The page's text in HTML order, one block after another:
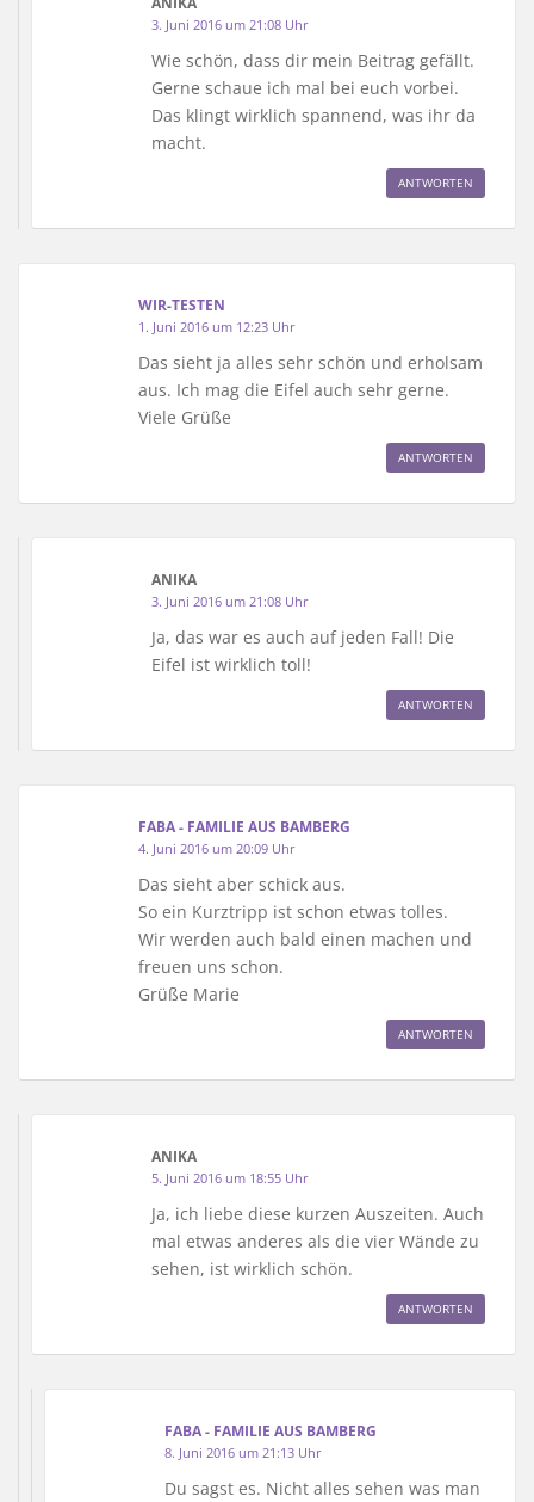
3. Juni 2016 um 21:08 Uhr
Wie schön, dass dir mein Beitrag gefällt.
Gerne schaue ich mal bei euch vorbei.
Das klingt wirklich spannend, was ihr da
macht.
ANTWORTEN
WIR-TESTEN
1. Juni 2016 um 12:23 Uhr
Das sieht ja alles sehr schön und erholsam
aus. Ich mag die Eifel auch sehr gerne.
Viele Grüße
ANTWORTEN
ANIKA
3. Juni 2016 um 21:08 Uhr
Ja, das war es auch auf jeden Fall! Die
Eifel ist wirklich toll!
ANTWORTEN
FABA - FAMILIE AUS BAMBERG
4. Juni 2016 um 20:09 Uhr
Das sieht aber schick aus.
So ein Kurztripp ist schon etwas tolles.
Wir werden auch bald einen machen und
freuen uns schon.
Grüße Marie
ANTWORTEN
ANIKA
5. Juni 2016 um 18:55 Uhr
Ja, ich liebe diese kurzen Auszeiten. Auch
mal etwas anderes als die vier Wände zu
sehen, ist wirklich schön.
ANTWORTEN
FABA - FAMILIE AUS BAMBERG
8. Juni 2016 um 21:13 Uhr
Du sagst es. Nicht alles sehen was man